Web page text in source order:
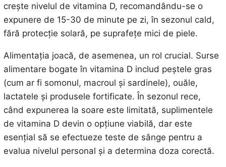
crește nivelul de vitamina D, recomandându-se o
expunere de 15-30 de minute pe zi, în sezonul cald,
fără protecție solară, pe suprafețe mici de piele.
Alimentația joacă, de asemenea, un rol crucial. Surse
alimentare bogate în vitamina D includ peștele gras
(cum ar fi somonul, macroul și sardinele), ouăle,
lactatele și produsele fortificate. În sezonul rece,
când expunerea la soare este limitată, suplimentele
de vitamina D devin o opțiune viabilă, dar este
esențial să se efectueze teste de sânge pentru a
evalua nivelul personal și a determina doza corectă.